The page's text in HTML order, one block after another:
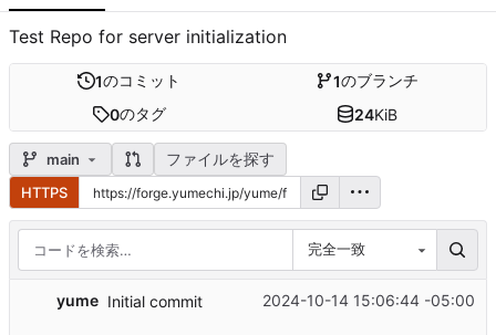
Test Repo for server initialization
1のコミット 1のブランチ
0のタグ 24KiB
main ファイルを探す
HTTPS
完全一致
yume Initial commit 2024-10-14 15:06:44 -05:00